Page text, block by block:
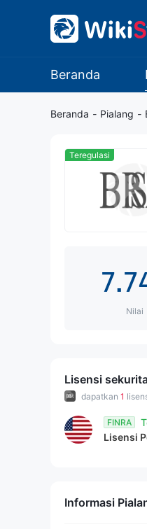
Beranda
Beranda - Pialang -
Teregulasi
0
2
3
4
5
7.
0
2
4
5
7
85
Nilai
Lisensi
dapatkan 1
FINRA
Lisensi
Informasi